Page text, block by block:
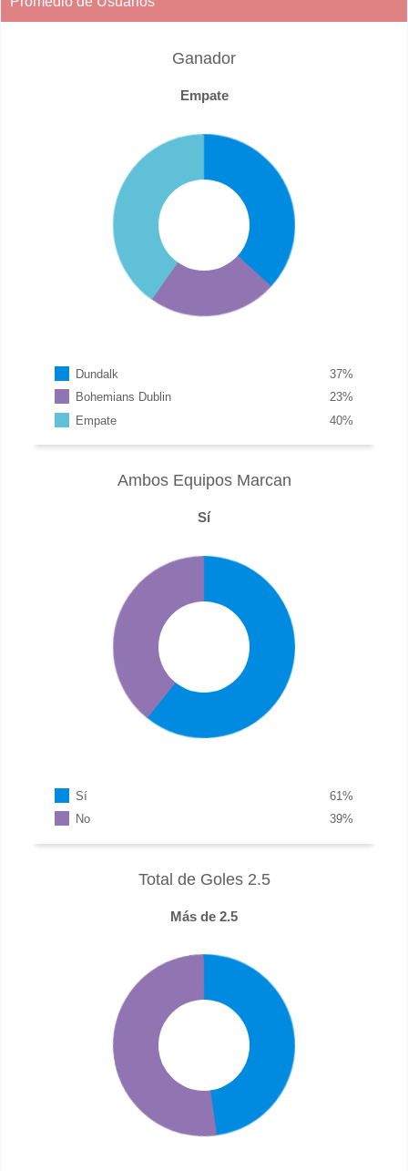
Ganador
Empate
Dundalk %
37
Bohemians Dublin
%
23
Empate
%
40
Ambos Equipos Marcan
Sí
Sí %
61
No
%
39
Total de Goles 2.5
Más de 2.5